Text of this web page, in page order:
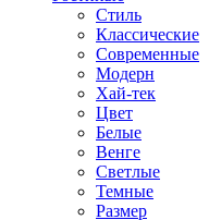
Стиль
Классические
Современные
Модерн
Хай-тек
Цвет
Белые
Венге
Светлые
Темные
Размер